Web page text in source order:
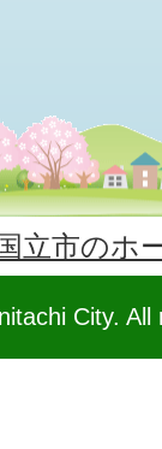
立市のホ
City.